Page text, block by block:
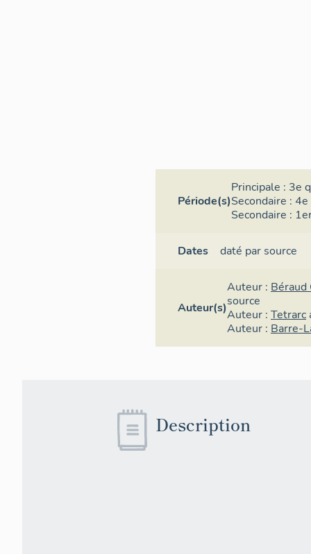
Période(s)
Principale : 3e
Secondaire : 4e
Secondaire :
Dates daté par source
Auteur(s)
Auteur : Béraud
source
Auteur : Tetrarc
Auteur : Barre-
Description